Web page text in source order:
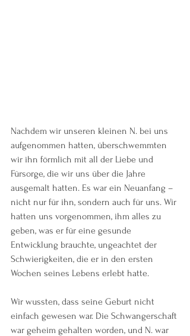
Nachdem wir unseren kleinen N. bei uns
aufgenommen hatten, überschwemmten
wir ihn förmlich mit all der Liebe und
Fürsorge, die wir uns über die Jahre
ausgemalt hatten. Es war ein Neuanfang –
nicht nur für ihn, sondern auch für uns. Wir
hatten uns vorgenommen, ihm alles zu
geben, was er für eine gesunde
Entwicklung brauchte, ungeachtet der
Schwierigkeiten, die er in den ersten
Wochen seines Lebens erlebt hatte.
Wir wussten, dass seine Geburt nicht
einfach gewesen war. Die Schwangerschaft
war geheim gehalten worden, und N. war